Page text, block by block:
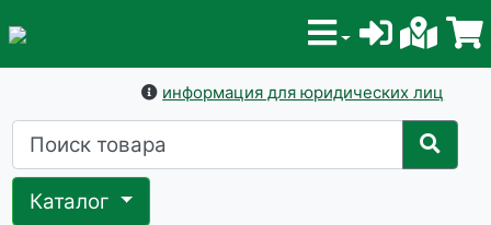
информация для юридических лиц
Каталог